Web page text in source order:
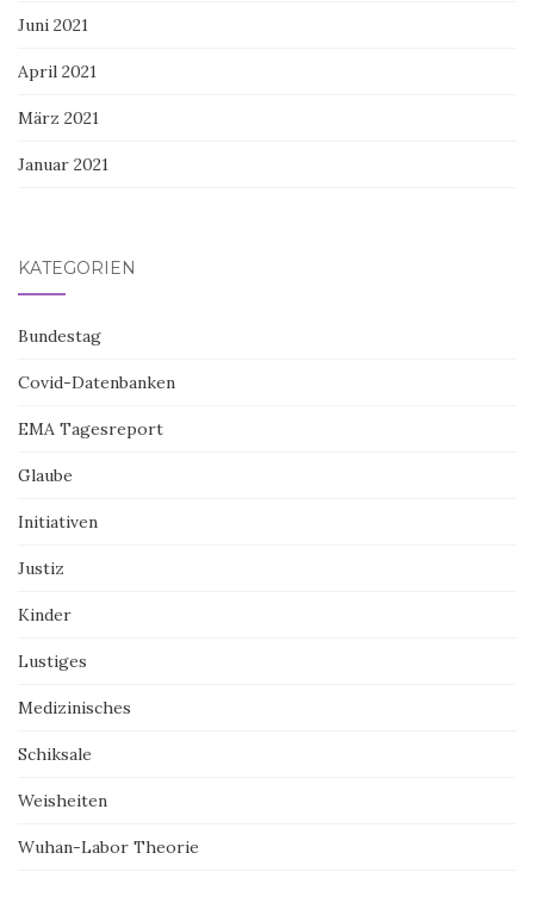
Juni 2021
April 2021
März 2021
Januar 2021
KATEGORIEN
Bundestag
Covid-Datenbanken
EMA Tagesreport
Glaube
Initiativen
Justiz
Kinder
Lustiges
Medizinisches
Schiksale
Weisheiten
Wuhan-Labor Theorie